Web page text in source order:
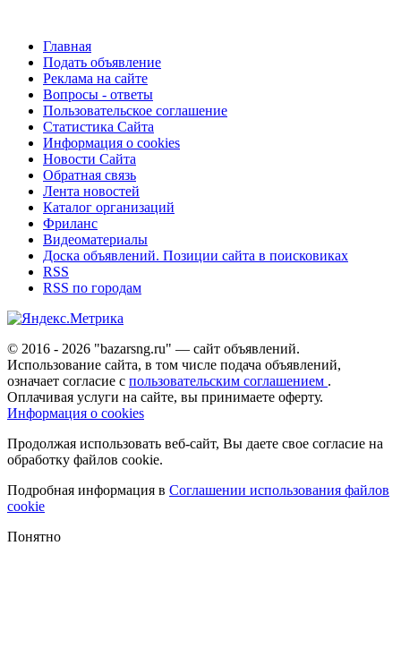
Главная
Подать объявление
Реклама на сайте
Вопросы - ответы
Пользовательское соглашение
Статистика Сайта
Информация о cookies
Новости Сайта
Обратная связь
Лента новостей
Каталог организаций
Фриланс
Видеоматериалы
Доска объявлений. Позиции сайта в поисковиках
RSS
RSS по городам
© 2016 - 2026 "bazarsng.ru" — сайт объявлений.
Использование сайта, в том числе подача объявлений,
означает согласие с пользовательским соглашением .
Оплачивая услуги на сайте, вы принимаете оферту.
Информация о cookies
Продолжая использовать веб-сайт, Вы даете свое согласие на
обработку файлов cookie.
Подробная информация в Соглашении использования файлов
cookie
Понятно